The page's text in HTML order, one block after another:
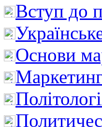
Вступ до
Основи